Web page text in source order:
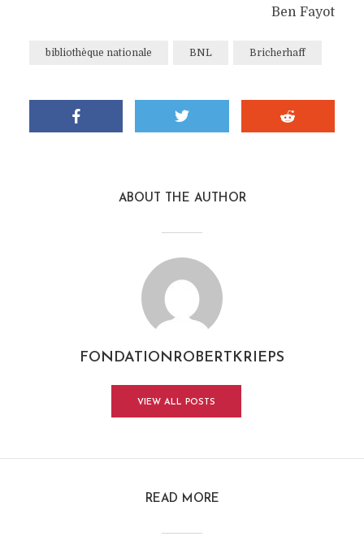
Ben Fayot
bibliothèque nationale BNL Bricherhaff
ABOUT THE AUTHOR
FONDATIONROBERTKRIEPS
VIEW ALL POSTS
READ MORE